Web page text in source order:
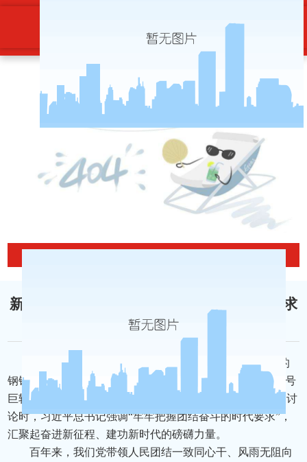
时代要求-博天堂ag旗舰
新华社评论员：牢牢把握团结奋斗的时代要求
来源：新华社 时间：2022-10-22 浏览量：9429
“全党全国各族人民要在党的旗帜下团结成‘一块坚硬的
钢铁’，心往一处想、劲往一处使，推动中华民族伟大复兴号
巨轮乘风破浪、扬帆远航。”在参加党的二十大广西代表团讨
论时，习近平总书记强调“牢牢把握团结奋斗的时代要求”，
汇聚起奋进新征程、建功新时代的磅礴力量。
百年来，我们党带领人民团结一致同心干、风雨无阻向